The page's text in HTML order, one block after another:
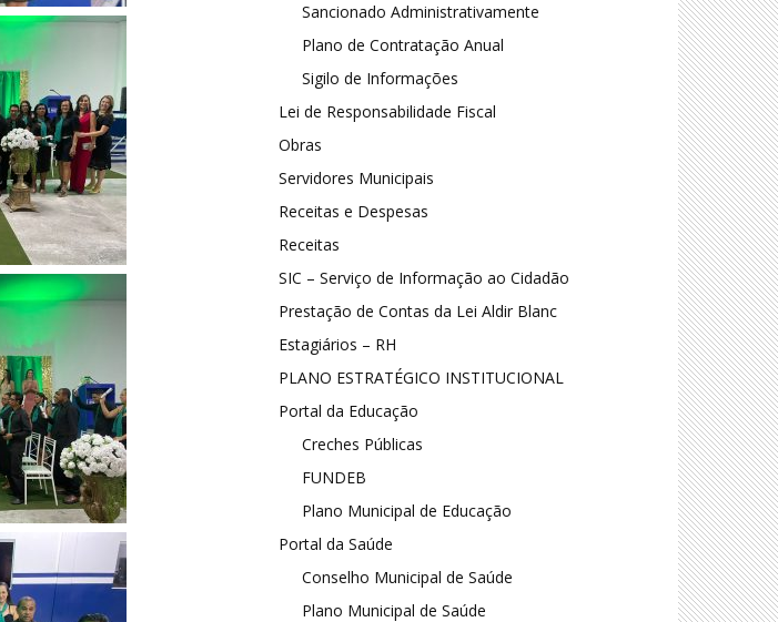
Sancionado Administrativamente
Plano de Contratação Anual
Sigilo de Informações
Lei de Responsabilidade Fiscal
Obras
Servidores Municipais
Receitas e Despesas
Receitas
SIC – Serviço de Informação ao Cidadão
Prestação de Contas da Lei Aldir Blanc
Estagiários – RH
PLANO ESTRATÉGICO INSTITUCIONAL
Portal da Educação
Creches Públicas
FUNDEB
Plano Municipal de Educação
Portal da Saúde
Conselho Municipal de Saúde
Plano Municipal de Saúde